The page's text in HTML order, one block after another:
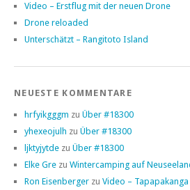
Video – Erstflug mit der neuen Drone
Drone reloaded
Unterschätzt – Rangitoto Island
NEUESTE KOMMENTARE
hrfyikgggm zu Über #18300
yhexeojulh zu Über #18300
ljktyjytde zu Über #18300
Elke Gre zu Wintercamping auf
Ron Eisenberger zu Video – Tapapakanga